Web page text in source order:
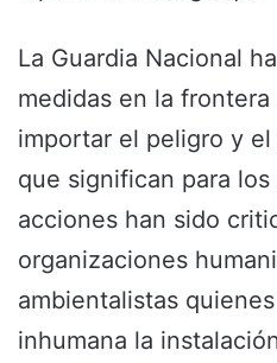
La Guardia Nacional
medidas en la
importar el peligro y
que significan para
acciones han sido
organizaciones
ambientalistas
inhumana la